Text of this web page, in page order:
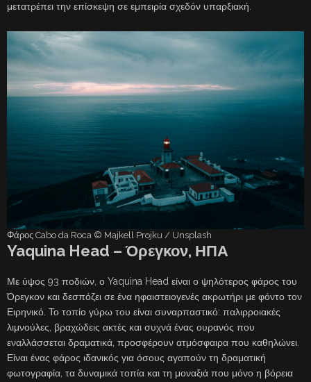
μετατρέπει την επίσκεψη σε εμπειρία σχεδόν υπαρξιακή.
Φάρος Cabo da Roca © Majkell Projku / Unsplash
Yaquina Head – Όρεγκον, ΗΠΑ
Με ύψος 93 ποδιών, ο Yaquina Head είναι ο ψηλότερος φάρος του
Όρεγκον και δεσπόζει σε ένα ηφαιστειογενές ακρωτήρι με φόντο τον
Ειρηνικό. Το τοπίο γύρω του είναι συναρπαστικό: παλιρροιακές
λιμνούλες, βραχώδεις ακτές και συχνά ένας ουρανός που
εναλλάσσεται δραματικά, προσφέρουν ατμόσφαιρα που καθηλώνει.
Είναι ένας φάρος ιδανικός για όσους αγαπούν τη δραματική
φωτογραφία, τα δυναμικά τοπία και τη μοναξιά που μόνο η βόρεια